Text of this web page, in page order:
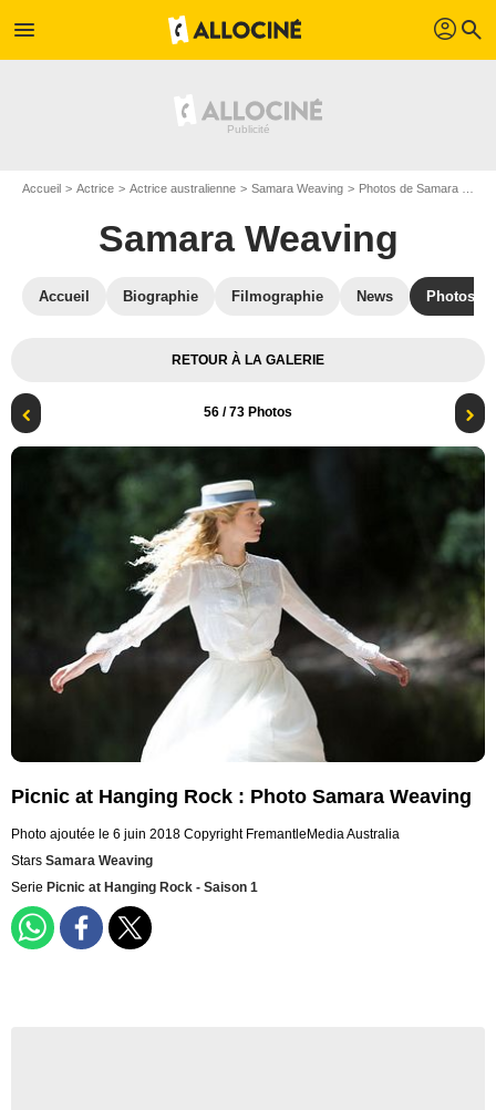
menu profil search
Accueil Actrice Actrice australienne Samara Weaving Photos de Samara Weaving
Samara Weaving
Accueil Biographie Filmographie News Photos
RETOUR À LA GALERIE
56 / 73 Photos
Picnic at Hanging Rock : Photo Samara Weaving
Photo ajoutée le 6 juin 2018 Copyright FremantleMedia Australia
Stars Samara Weaving
Serie Picnic at Hanging Rock - Saison 1